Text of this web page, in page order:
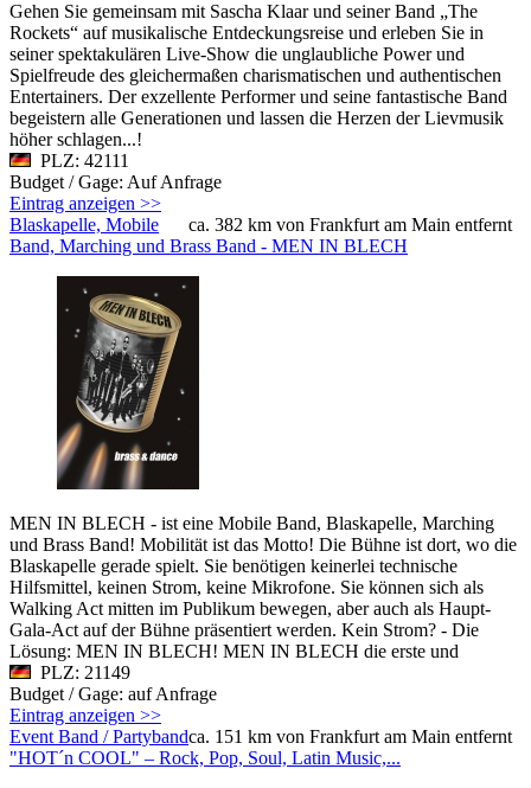
Gehen Sie gemeinsam mit Sascha Klaar und seiner Band „The
Rockets“ auf musikalische Entdeckungsreise und erleben Sie in
seiner spektakulären Live-Show die unglaubliche Power und
Spielfreude des gleichermaßen charismatischen und authentischen
Entertainers. Der exzellente Performer und seine fantastische Band
begeistern alle Generationen und lassen die Herzen der Lievmusik
höher schlagen...!
PLZ: 42111
Budget / Gage: Auf Anfrage
Eintrag anzeigen >>
ca. 382 km von Frankfurt am Main entfernt
Blaskapelle, Mobile
Band, Marching und Brass Band - MEN IN BLECH
MEN IN BLECH - ist eine Mobile Band, Blaskapelle, Marching
und Brass Band! Mobilität ist das Motto! Die Bühne ist dort, wo die
Blaskapelle gerade spielt. Sie benötigen keinerlei technische
Hilfsmittel, keinen Strom, keine Mikrofone. Sie können sich als
Walking Act mitten im Publikum bewegen, aber auch als Haupt-
Gala-Act auf der Bühne präsentiert werden. Kein Strom? - Die
Lösung: MEN IN BLECH! MEN IN BLECH die erste und
PLZ: 21149
Budget / Gage: auf Anfrage
Eintrag anzeigen >>
ca. 151 km von Frankfurt am Main entfernt
Event Band / Partyband
"HOT´n COOL" – Rock, Pop, Soul, Latin Music,...